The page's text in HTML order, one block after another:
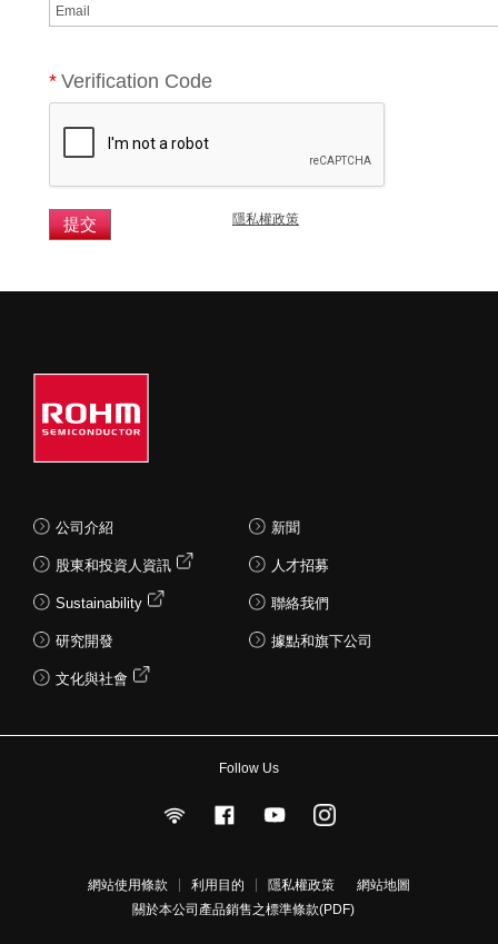
* Verification Code
隱私權政策
公司介紹
股東和投資人資訊
Sustainability
研究開發
文化與社會
新聞
人才招募
聯絡我們
據點和旗下公司
Follow Us
網站使用條款 利用目的 隱私權政策
網站地圖
關於本公司產品銷售之標準條款(PDF)